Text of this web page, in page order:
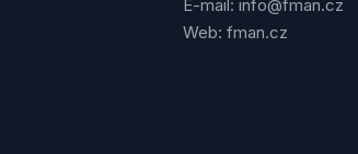
E-mail: info@fman.cz
Web: fman.cz